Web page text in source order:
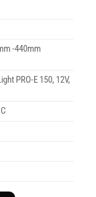
-440mm
PRO-E 150, 12V,